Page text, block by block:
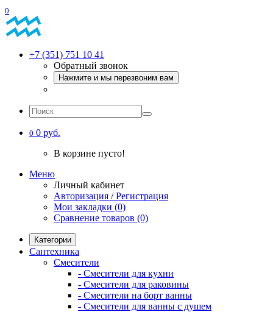
0
+7 (351) 751 10 41
Обратный звонок
Нажмите и мы перезвоним вам
0 0 руб.
В корзине пусто!
Меню
Личный кабинет
Авторизация / Регистрация
Мои закладки (0)
Сравнение товаров (0)
Категории
Сантехника
Смесители
- Смесители для кухни
- Смесители для раковины
- Смесители на борт ванны
- Смесители для ванны с душем